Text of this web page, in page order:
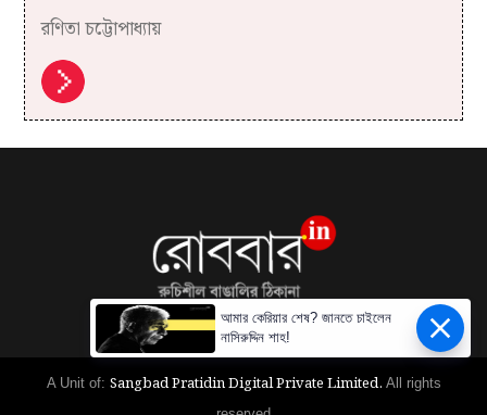
রণিতা চট্টোপাধ্যায়
A Unit of: Sangbad Pratidin Digital Private Limited. All rights
আমার কেরিয়ার শেষ? জানতে চাইলেন
নাসিরুদ্দিন শাহ!